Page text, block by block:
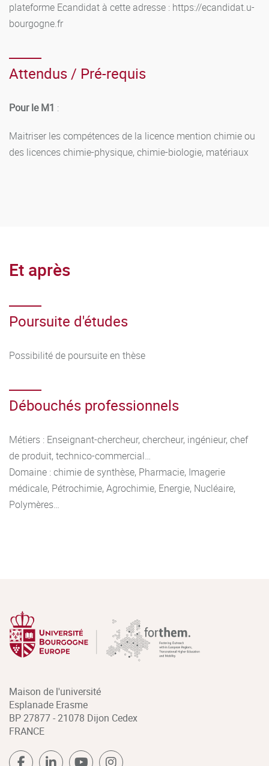
plateforme Ecandidat à cette adresse : https://ecandidat.u-
bourgogne.fr
Attendus / Pré-requis
Pour le M1 :
Maitriser les compétences de la licence mention chimie ou
des licences chimie-physique, chimie-biologie, matériaux
Et après
Poursuite d'études
Possibilité de poursuite en thèse
Débouchés professionnels
Métiers : Enseignant-chercheur, chercheur, ingénieur, chef
de produit, technico-commercial…
Domaine : chimie de synthèse, Pharmacie, Imagerie
médicale, Pétrochimie, Agrochimie, Energie, Nucléaire,
Polymères…
Maison de l'université
Esplanade Erasme
BP 27877 - 21078 Dijon Cedex
FRANCE